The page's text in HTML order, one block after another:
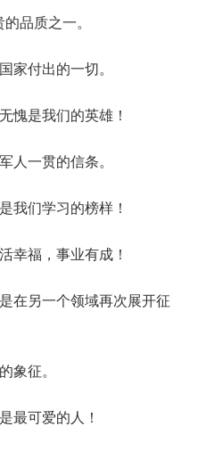
品质之一。
家付出的一切。
愧是我们的英雄！
人一贯的信条。
我们学习的榜样！
幸福，事业有成！
在另一个领域再次展开征
象征。
最可爱的人！